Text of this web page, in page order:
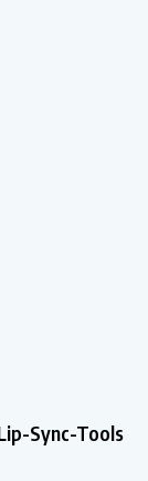
Sync-Tools